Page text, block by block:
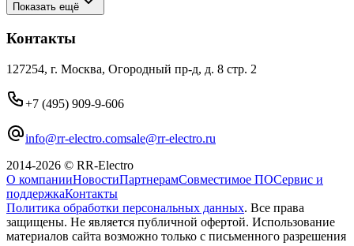
Показать ещё
Контакты
127254, г. Москва, Огородный пр-д, д. 8 стр. 2
+7 (495) 909-9-606
info@rr-electro.comsale@rr-electro.ru
2014-2026 © RR-Electro
О компанииНовостиПартнерамСовместимое ПОСервис и
поддержкаКонтакты
Политика обработки персональных данных. Все права
защищены. Не является публичной офертой. Использование
материалов сайта возможно только с письменного разрешения